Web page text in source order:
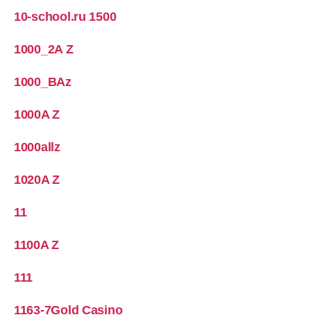
10-school.ru 1500
1000_2A Z
1000_BAz
1000A Z
1000allz
1020A Z
11
1100A Z
111
1163-7Gold Casino